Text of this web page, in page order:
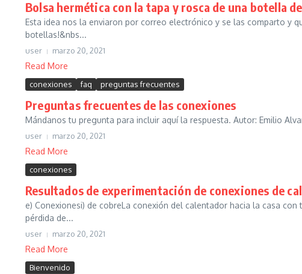
Bolsa hermética con la tapa y rosca de una botella
Esta idea nos la enviaron por correo electrónico y se las comparto y
botellas!&nbs...
user marzo 20, 2021
Read More
conexiones faq preguntas frecuentes
Preguntas frecuentes de las conexiones
Mándanos tu pregunta para incluir aquí la respuesta. Autor: Emilio
user marzo 20, 2021
Read More
conexiones
Resultados de experimentación de conexiones de
e) Conexionesi) de cobreLa conexión del calentador hacia la casa
pérdida de...
user marzo 20, 2021
Read More
Bienvenido